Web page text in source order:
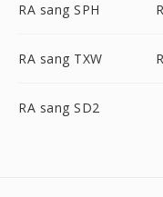
RA sang SPH
RA sang TXW
RA sang SD2